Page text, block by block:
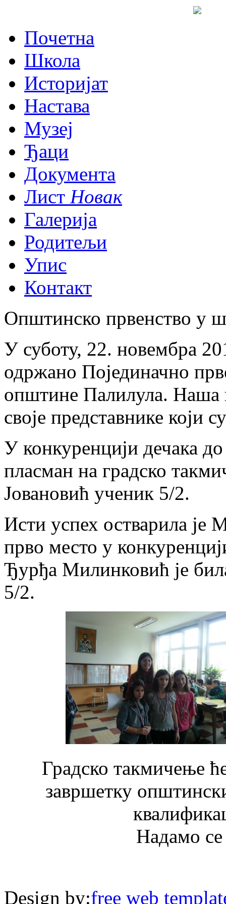
Почетна
Школа
Историјат
Настава
Музеј
Ђаци
Документа
Лист Новак
Галерија
Родитељи
Упис
Контакт
Општинско првенство у
У суботу, 22. новембра
одржано Појединачно
општине Палилула. Наша
своје представнике који
У конкуренцији дечака
пласман на градско
Јовановић ученик 5/2.
Исти успех остварила
прво место у
Ђурђа Милинковић је
5/2.
Градско такмичење
завршетку
Надамо
Design by:free web